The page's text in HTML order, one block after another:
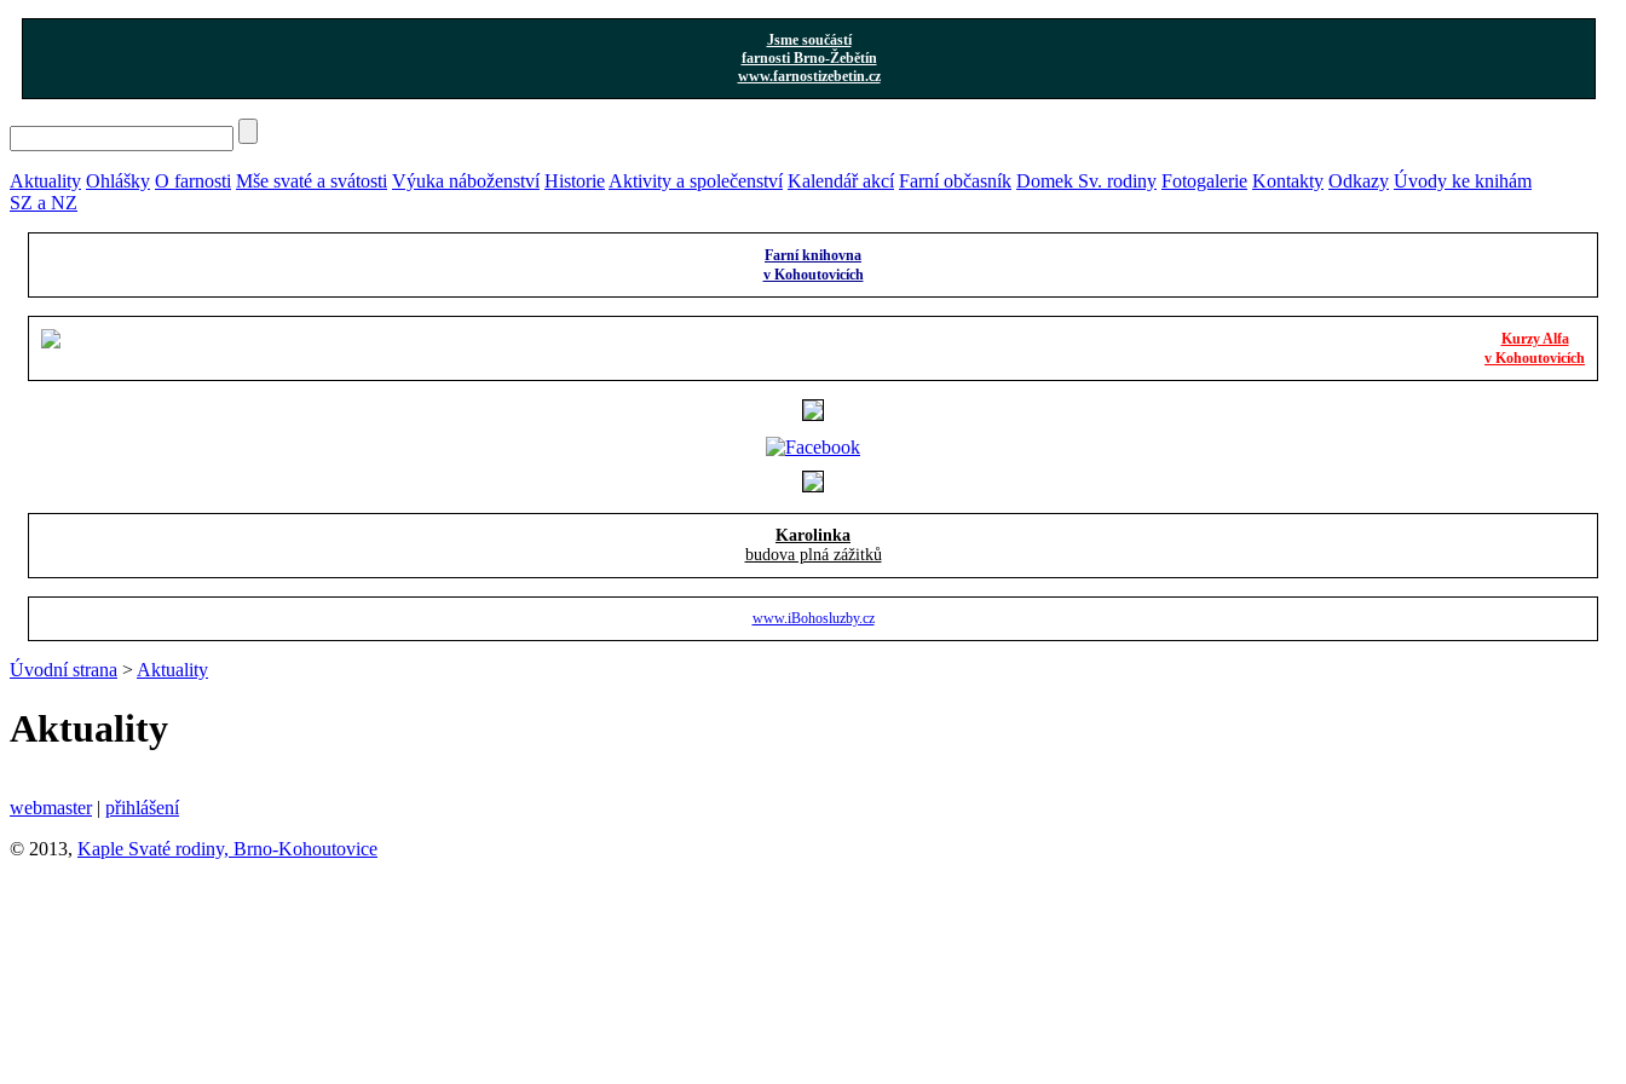
Jsme součástí
farnosti Brno-Žebětín
www.farnostizebetin.cz
Aktuality Ohlášky O farnosti Mše svaté a svátosti Výuka náboženství Historie Aktivity a společenství Kalendář akcí Farní občasník Domek Sv. rodiny Fotogalerie Kontakty Odkazy Úvody ke knihám
SZ a NZ
Farní knihovna
v Kohoutovicích
Kurzy Alfa
v Kohoutovicích
Karolinka
budova plná zážitků
www.iBohosluzby.cz
Úvodní strana > Aktuality
Aktuality
webmaster| přihlášení
© 2013, Kaple Svaté rodiny, Brno-Kohoutovice